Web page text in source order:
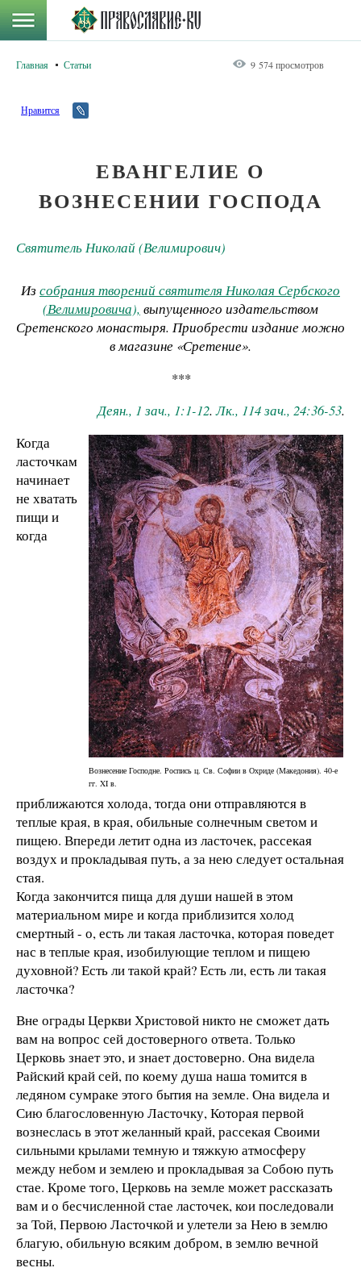
Главная Статьи 9 574 просмотров
Нравится
ЕВАНГЕЛИЕ О
ВОЗНЕСЕНИИ ГОСПОДА
Святитель Николай (Велимирович)
Изсобрания творений святителя Николая Сербского
(Велимировича), выпущенного издательством
Сретенского монастыря. Приобрести издание можно
в магазине «Сретение».
***
Деян., 1 зач., 1:1-12.Лк., 114 зач., 24:36-53.
Вознесение Господне. Роспись ц. Св. Софии в Охриде (Македония). 40-е
гг. XI в.
Когда
ласточкам
начинает
не хватать
пищи и
когда
приближаются холода, тогда они отправляются в
теплые края, в края, обильные солнечным светом и
пищею. Впереди летит одна из ласточек, рассекая
воздух и прокладывая путь, а за нею следует остальная
стая.
Когда закончится пища для души нашей в этом
материальном мире и когда приблизится холод
смертный - о, есть ли такая ласточка, которая поведет
нас в теплые края, изобилующие теплом и пищею
духовной? Есть ли такой край? Есть ли, есть ли такая
ласточка?
Вне ограды Церкви Христовой никто не сможет дать
вам на вопрос сей достоверного ответа. Только
Церковь знает это, и знает достоверно. Она видела
Райский край сей, по коему душа наша томится в
ледяном сумраке этого бытия на земле. Она видела и
Сию благословенную Ласточку, Которая первой
вознеслась в этот желанный край, рассекая Своими
сильными крылами темную и тяжкую атмосферу
между небом и землею и прокладывая за Собою путь
стае. Кроме того, Церковь на земле может рассказать
вам и о бесчисленной стае ласточек, кои последовали
за Той, Первою Ласточкой и улетели за Нею в землю
благую, обильную всяким добром, в землю вечной
весны.